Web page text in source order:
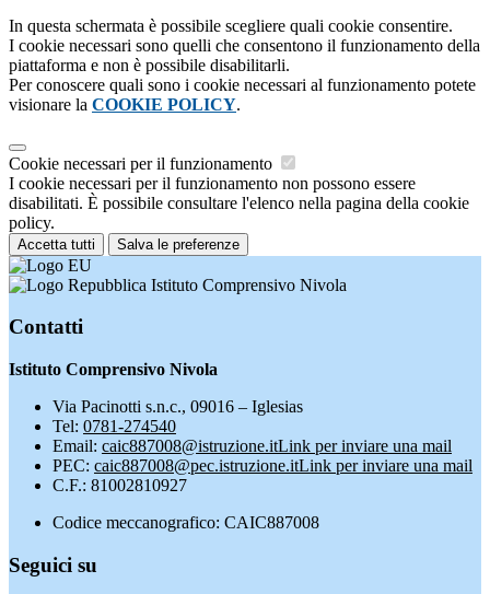
In questa schermata è possibile scegliere quali cookie consentire.
I cookie necessari sono quelli che consentono il funzionamento della
piattaforma e non è possibile disabilitarli.
Per conoscere quali sono i cookie necessari al funzionamento potete
visionare la COOKIE POLICY.
Cookie necessari per il funzionamento
I cookie necessari per il funzionamento non possono essere
disabilitati. È possibile consultare l'elenco nella pagina della cookie
policy.
Accetta tutti Salva le preferenze
Istituto Comprensivo Nivola
Contatti
Istituto Comprensivo Nivola
Via Pacinotti s.n.c., 09016 – Iglesias
Tel: 0781-274540
Email: caic887008@istruzione.itLink per inviare una mail
PEC: caic887008@pec.istruzione.itLink per inviare una mail
C.F.: 81002810927
Codice meccanografico: CAIC887008
Seguici su